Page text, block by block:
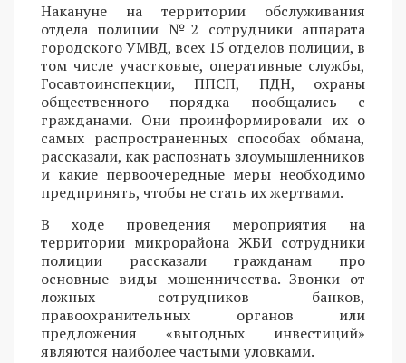
Накануне на территории обслуживания
отдела полиции №2 сотрудники аппарата
городского УМВД, всех 15 отделов полиции, в
том числе участковые, оперативные службы,
Госавтоинспекции, ППСП, ПДН, охраны
общественного порядка пообщались с
гражданами. Они проинформировали их о
самых распространенных способах обмана,
рассказали, как распознать злоумышленников
и какие первоочередные меры необходимо
предпринять, чтобы не стать их жертвами.
В ходе проведения мероприятия на
территории микрорайона ЖБИ сотрудники
полиции рассказали гражданам про
основные виды мошенничества. Звонки от
ложных сотрудников банков,
правоохранительных органов или
предложения «выгодных инвестиций»
являются наиболее частыми уловками.